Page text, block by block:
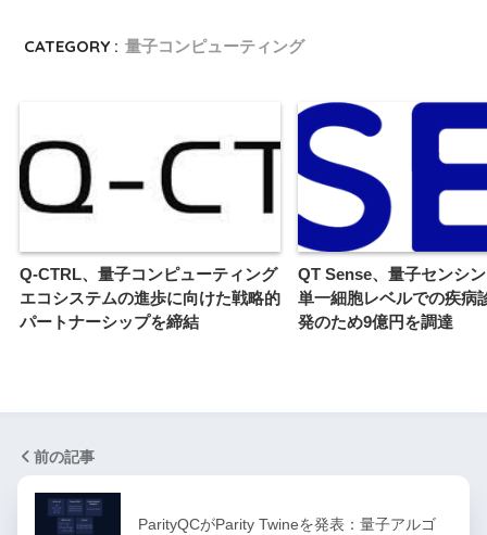
CATEGORY : 量子コンピューティング
Q-CTRL、量子コンピューティング
エコシステムの進歩に向けた戦略的
パートナーシップを締結
QT Sense、量子センシ
単一細胞レベルでの疾病
発のため9億円を調達
前の記事
ParityQCがParity Twineを発表：量子アルゴ